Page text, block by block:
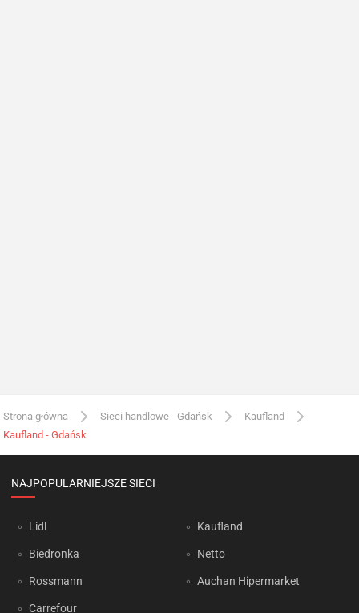
Strona główna Sieci handlowe - Gdańsk
Kaufland
Kaufland - Gdańsk
NAJPOPULARNIEJSZE SIECI
Lidl
Biedronka
Rossmann
Carrefour
Kaufland
Netto
Auchan Hipermarket